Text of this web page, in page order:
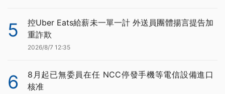
5
控Uber Eats給薪未一單一計 外送員團體揚言提告加
重詐欺
2026/8/7 12:35
6
8月起已無委員在任 NCC停發手機等電信設備進口
核准